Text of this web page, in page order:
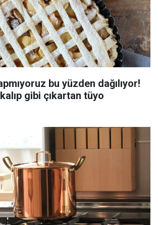
bu yüzden dağılıyor!
gibi çıkartan tüyo